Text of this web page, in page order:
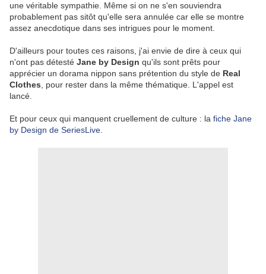
une véritable sympathie. Même si on ne s'en souviendra
probablement pas sitôt qu'elle sera annulée car elle se montre
assez anecdotique dans ses intrigues pour le moment.
D'ailleurs pour toutes ces raisons, j'ai envie de dire à ceux qui
n'ont pas détesté Jane by Design qu'ils sont prêts pour
apprécier un dorama nippon sans prétention du style de Real
Clothes , pour rester dans la même thématique. L'appel est
lancé.
Et pour ceux qui manquent cruellement de culture : la fiche Jane
by Design de SeriesLive